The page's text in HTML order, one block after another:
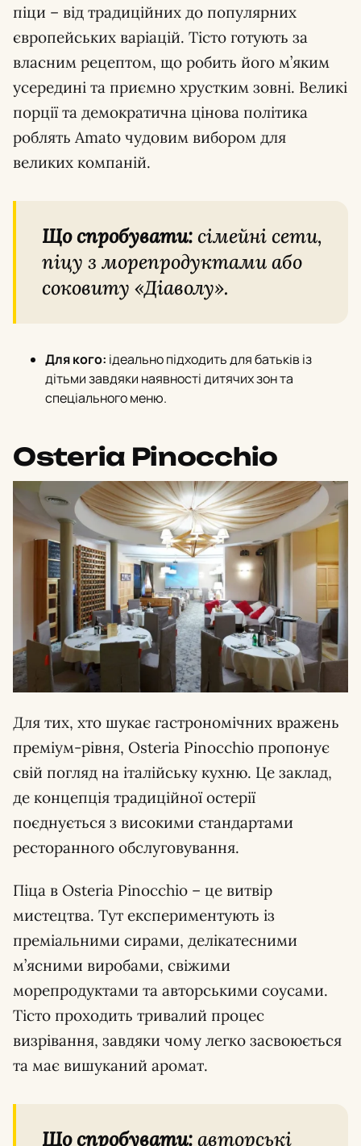
піци – від традиційних до популярних
європейських варіацій. Тісто готують за
власним рецептом, що робить його м’яким
усередині та приємно хрустким зовні. Великі
порції та демократична цінова політика
роблять Amato чудовим вибором для
великих компаній.
Що спробувати:сімейні сети,
піцу з морепродуктами або
соковиту «Діаволу».
Для кого: ідеально підходить для батьків із
дітьми завдяки наявності дитячих зон та
спеціального меню.
Osteria Pinocchio
Для тих, хто шукає гастрономічних вражень
преміум-рівня, Osteria Pinocchio пропонує
свій погляд на італійську кухню. Це заклад,
де концепція традиційної остерії
поєднується з високими стандартами
ресторанного обслуговування.
Піца в Osteria Pinocchio – це витвір
мистецтва. Тут експериментують із
преміальними сирами, делікатесними
м’ясними виробами, свіжими
морепродуктами та авторськими соусами.
Тісто проходить тривалий процес
визрівання, завдяки чому легко засвоюється
та має вишуканий аромат.
Що спробувати:авторські